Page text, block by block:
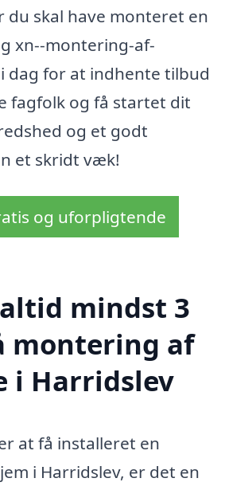
du skal have monteret en
xn--montering-af-
dag for at indhente tilbud
fagfolk og få startet dit
og et godt
et skridt væk!
og uforpligtende
mindst 3
montering af
i Harridslev
at få installeret en
i Harridslev, er det en